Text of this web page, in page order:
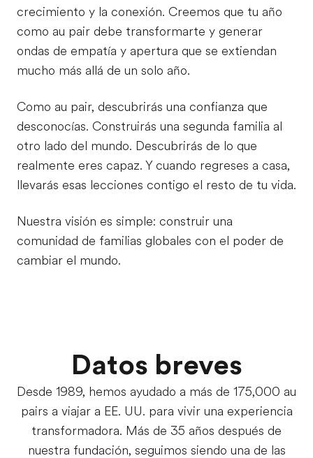
crecimiento y la conexión. Creemos que tu año
como au pair debe transformarte y generar
ondas de empatía y apertura que se extiendan
mucho más allá de un solo año.
Como au pair, descubrirás una confianza que
desconocías. Construirás una segunda familia al
otro lado del mundo. Descubrirás de lo que
realmente eres capaz. Y cuando regreses a casa,
llevarás esas lecciones contigo el resto de tu vida.
Nuestra visión es simple: construir una
comunidad de familias globales con el poder de
cambiar el mundo.
Datos breves
Desde 1989, hemos ayudado a más de 175,000 au
pairs a viajar a EE. UU. para vivir una experiencia
transformadora. Más de 35 años después de
nuestra fundación, seguimos siendo una de las